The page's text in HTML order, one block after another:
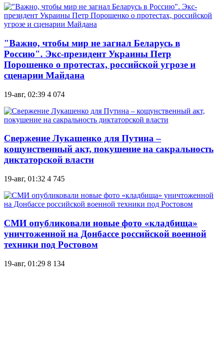
"Важно, чтобы мир не загнал Беларусь в
Россию". Экс-президент Украины Петр
Порошенко о протестах, российской угрозе и
сценарии Майдана
19-авг, 02:39 4 074
Свержение Лукашенко для Путина –
кощунственный акт, покушение на сакральность
диктаторской власти
19-авг, 01:32 4 745
СМИ опубликовали новые фото «кладбища»
уничтоженной на Донбассе российской военной
техники под Ростовом
19-авг, 01:29 8 134